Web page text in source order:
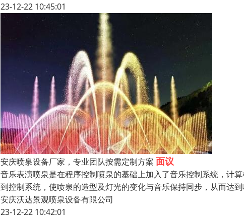
23-12-22 10:45:01
安庆喷泉设备厂家，专业团队按需定制方案 面议
音乐表演喷泉是在程序控制喷泉的基础上加入了音乐控制系统，计
到控制系统，使喷泉的造型及灯光的变化与音乐保持同步，从而达
安庆沃达景观喷泉设备有限公司
23-12-22 10:42:01